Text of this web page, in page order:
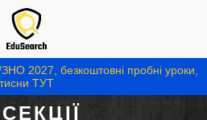
2027, безкоштовні пробні уроки,
тисни ТУТ